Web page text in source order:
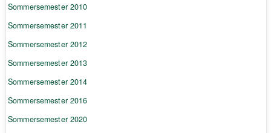
Sommersemester 2010
Sommersemester 2011
Sommersemester 2012
Sommersemester 2013
Sommersemester 2014
Sommersemester 2016
Sommersemester 2020